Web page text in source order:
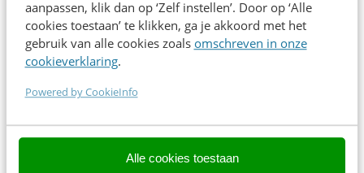
aanpassen, klik dan op ‘Zelf instellen’. Door op ‘Alle
cookies toestaan’ te klikken, ga je akkoord met het
gebruik van alle cookies zoals omschreven in onze
cookieverklaring.
Powered by CookieInfo
Alle cookies toestaan
trucs, maar rust, overzicht en richting voor contentteams
die toekomstbestendig willen werken.
complexiteit creëert.
Welke praktische stappen je morgen al kunt zetten,